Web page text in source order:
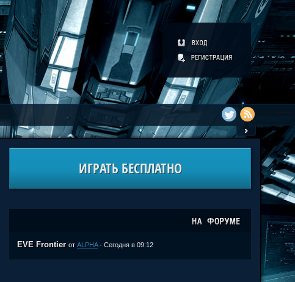
ИГРАТЬ БЕСПЛАТНО
EVE Frontier от ALPHA- Сегодня в 09:12